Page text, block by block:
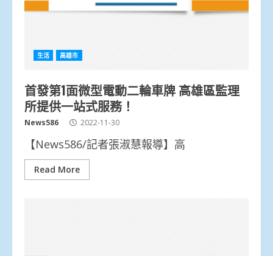
生活 高雄市
首發第1面微型電動二輪車牌 高雄區監理
所提供一站式服務！
News586 2022-11-30
【News586/記者張淑慧報導】高
Read More